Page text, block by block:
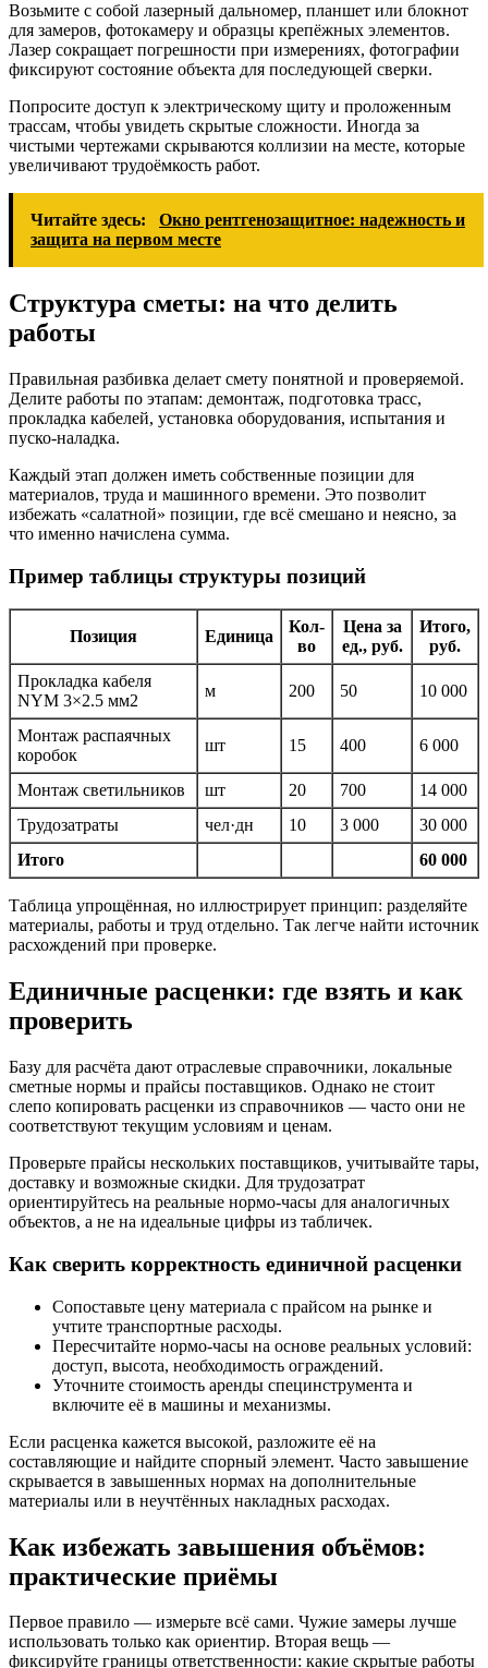
Возьмите с собой лазерный дальномер, планшет или блокнот
для замеров, фотокамеру и образцы крепёжных элементов.
Лазер сокращает погрешности при измерениях, фотографии
фиксируют состояние объекта для последующей сверки.
Попросите доступ к электрическому щиту и проложенным
трассам, чтобы увидеть скрытые сложности. Иногда за
чистыми чертежами скрываются коллизии на месте, которые
увеличивают трудоёмкость работ.
Читайте здесь:
Окно рентгенозащитное: надежность и
защита на первом месте
Структура сметы: на что делить
работы
Правильная разбивка делает смету понятной и проверяемой.
Делите работы по этапам: демонтаж, подготовка трасс,
прокладка кабелей, установка оборудования, испытания и
пуско-наладка.
Каждый этап должен иметь собственные позиции для
материалов, труда и машинного времени. Это позволит
избежать «салатной» позиции, где всё смешано и неясно, за
что именно начислена сумма.
Пример таблицы структуры позиций
Позиция Единица
Кол-
во
Цена за
ед., руб.
Итого,
руб.
Прокладка кабеля
NYM 3×2.5 мм2
м 200 50 10 000
Монтаж распаячных
коробок
шт 15 400 6 000
Монтаж светильников шт 20 700
14 000
Трудозатраты
чел·дн 10 3 000
30 000
Итого
60 000
Таблица упрощённая, но иллюстрирует принцип: разделяйте
материалы, работы и труд отдельно. Так легче найти источник
расхождений при проверке.
Единичные расценки: где взять и как
проверить
Базу для расчёта дают отраслевые справочники, локальные
сметные нормы и прайсы поставщиков. Однако не стоит
слепо копировать расценки из справочников — часто они не
соответствуют текущим условиям и ценам.
Проверьте прайсы нескольких поставщиков, учитывайте тары,
доставку и возможные скидки. Для трудозатрат
ориентируйтесь на реальные нормо-часы для аналогичных
объектов, а не на идеальные цифры из табличек.
Как сверить корректность единичной расценки
Сопоставьте цену материала с прайсом на рынке и
учтите транспортные расходы.
Пересчитайте нормо-часы на основе реальных условий:
доступ, высота, необходимость ограждений.
Уточните стоимость аренды специнструмента и
включите её в машины и механизмы.
Если расценка кажется высокой, разложите её на
составляющие и найдите спорный элемент. Часто завышение
скрывается в завышенных нормах на дополнительные
материалы или в неучтённых накладных расходах.
Как избежать завышения объёмов:
практические приёмы
Первое правило — измерьте всё сами. Чужие замеры лучше
использовать только как ориентир. Вторая вещь —
фиксируйте границы ответственности: какие скрытые работы